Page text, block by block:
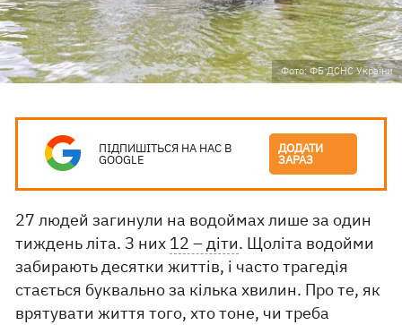
Фото: ФБ ДСНС України
ПІДПИШІТЬСЯ НА НАС В
GOOGLE
ДОДАТИ
ЗАРАЗ
27 людей загинули на водоймах лише за один
тиждень літа. З них 12 – діти. Щоліта водойми
забирають десятки життів, і часто трагедія
стається буквально за кілька хвилин. Про те, як
врятувати життя того, хто тоне, чи треба